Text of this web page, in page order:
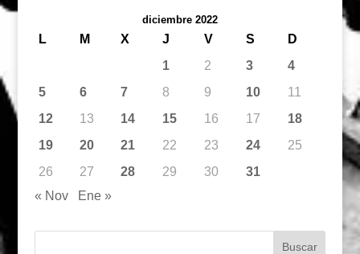
diciembre 2022
L M X J V S
D
1
2 3
4
5
6 7 8 9 10
11
12
13 14 15 16 17
18
19
20 21 22 23 24
25
26
27 28 29 30
31
« Nov
Ene »